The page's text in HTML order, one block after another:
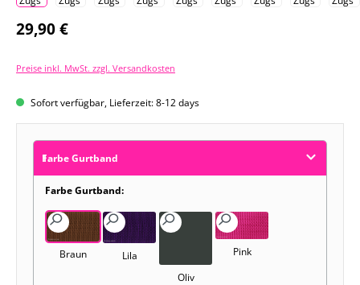
Regulärer Preis:
29,90 €
Preise inkl. MwSt. zzgl. Versandkosten
Sofort verfügbar, Lieferzeit: 8-12 days
Farbe Gurtband
Farbe Gurtband:
Braun
Lila
Oliv
Pink